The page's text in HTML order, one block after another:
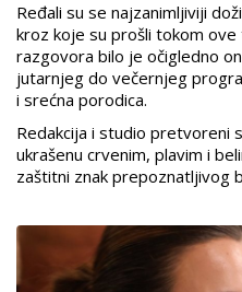
Ređali su se najzanimljiviji
kroz koje su prošli tokom
razgovora bilo je očigledno
jutarnjeg do večernjeg
i srećna porodica.
Redakcija i studio pretvoreni
ukrašenu crvenim, plavim i
zaštitni znak prepoznatljivog